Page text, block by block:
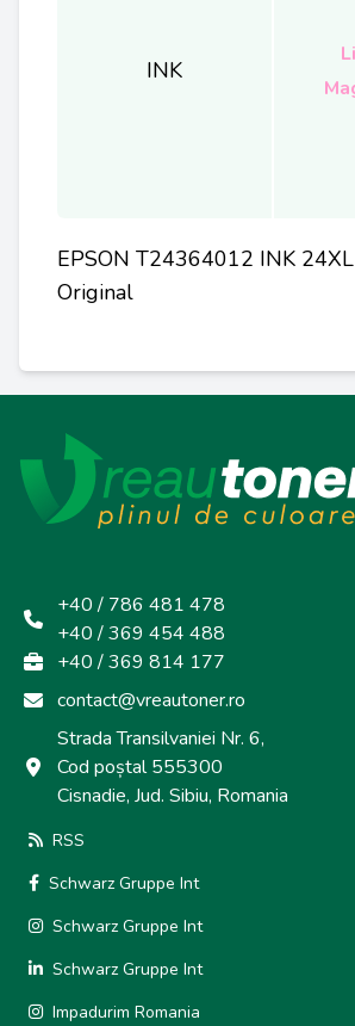
INK
EPSON T24364012 INK
Original
+40 / 786 481 478
+40 / 369 454 488
+40 / 369 814 177
contact@vreautoner.ro
Strada Transilvaniei Nr. 6,
Cod poștal 555300
Cisnadie, Jud. Sibiu, Romania
RSS
Schwarz Gruppe Int
Schwarz Gruppe Int
Schwarz Gruppe Int
Impadurim Romania